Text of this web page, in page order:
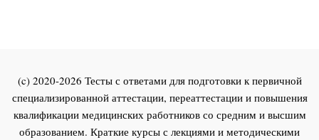
(c) 2020-2026 Тесты с ответами для подготовки к первичной
специализированной аттестации, переаттестации и повышения
квалификации медицинских работников со средним и высшим
образованием. Краткие курсы с лекциями и методическими